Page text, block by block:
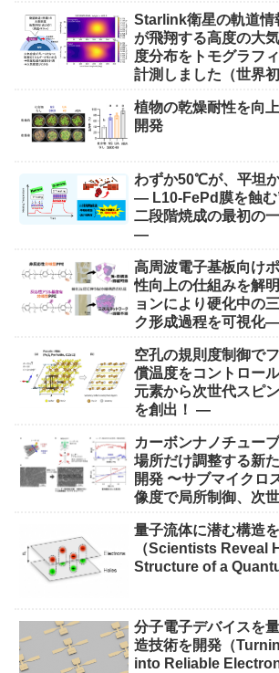
Starlink衛星の軌道情
が飛翔する高度の大
度分布をトモグラフ
計測しました（世界初
植物の乾燥耐性を向
開発
わずか50℃が、平坦
― L10-FePd膜を蝕む
二段階焼成の最初の
―
高周波電子基板向け
性向上の仕組みを解
ョンにより硬化中の
ク形成過程を可視化―
空孔の規則度制御で
償温度をコントロー
元素から次世代スピ
を創出！ ―
カーボンナノチュー
場所だけ調整する新
開発 〜サブマイクロ
像度で局所制御、次
量子流体に潜む構造
（Scientists Reveal
Structure of a
分子電子デバイスを
造技術を開発（
into Reliable